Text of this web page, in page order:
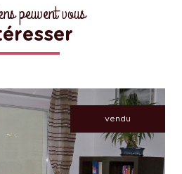
peuvent vous
vendu